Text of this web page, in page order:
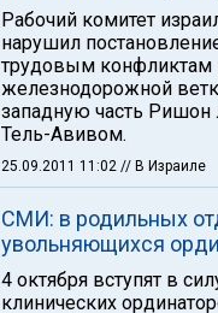
Рабочий комитет
нарушил
трудовым конфликтам
железнодорожной
западную часть
Тель-Авивом.
25.09.2011 11:02 // В Израиле
СМИ: в родильных
увольняющихся
4 октября вступят в
клинических